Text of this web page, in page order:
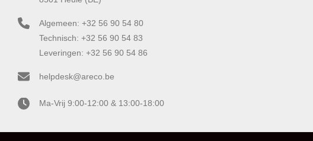
Algemeen: +32 56 90 54 80
Technisch: +32 56 90 54 83
Leveringen: +32 56 90 54 86
helpdesk@areco.be
Ma-Vrij 9:00-12:00 & 13:00-18:00